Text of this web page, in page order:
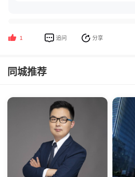
1 追问 分享
同城推荐